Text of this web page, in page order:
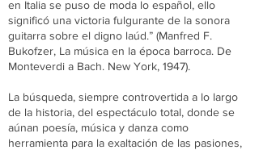
en Italia se puso de moda lo español, ello
significó una victoria fulgurante de la sonora
guitarra sobre el digno laúd.” (Manfred F.
Bukofzer, La música en la época barroca. De
Monteverdi a Bach. New York, 1947).
La búsqueda, siempre controvertida a lo largo
de la historia, del espectáculo total, donde se
aúnan poesía, música y danza como
herramienta para la exaltación de las pasiones,